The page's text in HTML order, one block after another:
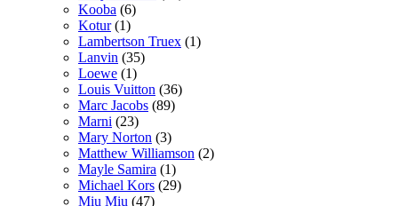
Kooba (6)
Kotur(1)
Lambertson Truex (1)
Lanvin (35)
Loewe (1)
Louis Vuitton (36)
Marc Jacobs (89)
Marni (23)
Mary Norton (3)
Matthew Williamson (2)
Mayle Samira (1)
Michael Kors (29)
Miu Miu (47)